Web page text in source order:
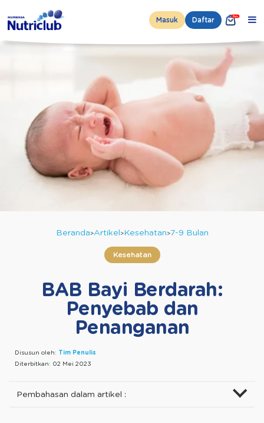
Masuk Daftar
Beranda Artikel Kesehatan 7-9 Bulan
Kesehatan
BAB Bayi Berdarah:
Penyebab dan
Penanganan
Disusun oleh: Tim Penulis
Diterbitkan: 02 Mei 2023
Pembahasan dalam artikel :